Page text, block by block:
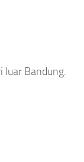
luar Bandung.